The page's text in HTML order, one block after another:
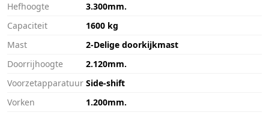
Hefhoogte
3.300mm.
Capaciteit
1600 kg
Mast
2-Delige doorkijkmast
Doorrijhoogte
2.120mm.
Voorzetapparatuur Side-shift
Vorken
1.200mm.